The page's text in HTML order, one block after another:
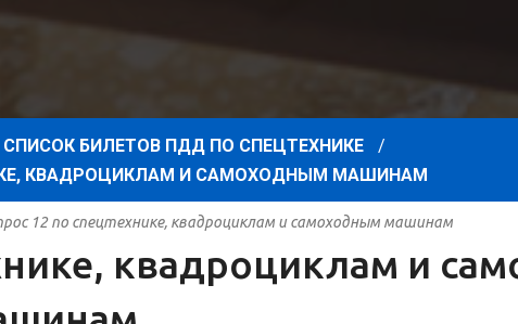
СПИСОК БИЛЕТОВ ПДД ПО СПЕЦТЕХНИКЕ
КВАДРОЦИКЛАМ И САМОХОДНЫМ МАШИНАМ
12 по спецтехнике, квадроциклам и самоходным машинам
квадроциклам и